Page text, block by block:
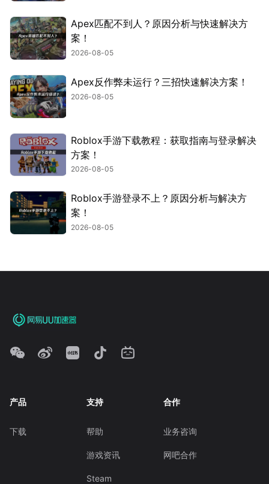
Apex匹配不到人？原因分析与快速解决方
案！
2026-08-05
Apex反作弊未运行？三招快速解决方案！
2026-08-05
Roblox手游下载教程：获取指南与登录解决
方案！
2026-08-05
Roblox手游登录不上？原因分析与解决方
案！
2026-08-05
产品
下载
支持
帮助
游戏资讯
Steam
合作
业务咨询
网吧合作